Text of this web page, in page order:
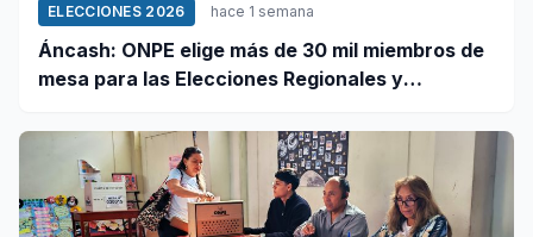
ELECCIONES 2026 hace 1 semana
Áncash: ONPE elige más de 30 mil miembros de
mesa para las Elecciones Regionales y